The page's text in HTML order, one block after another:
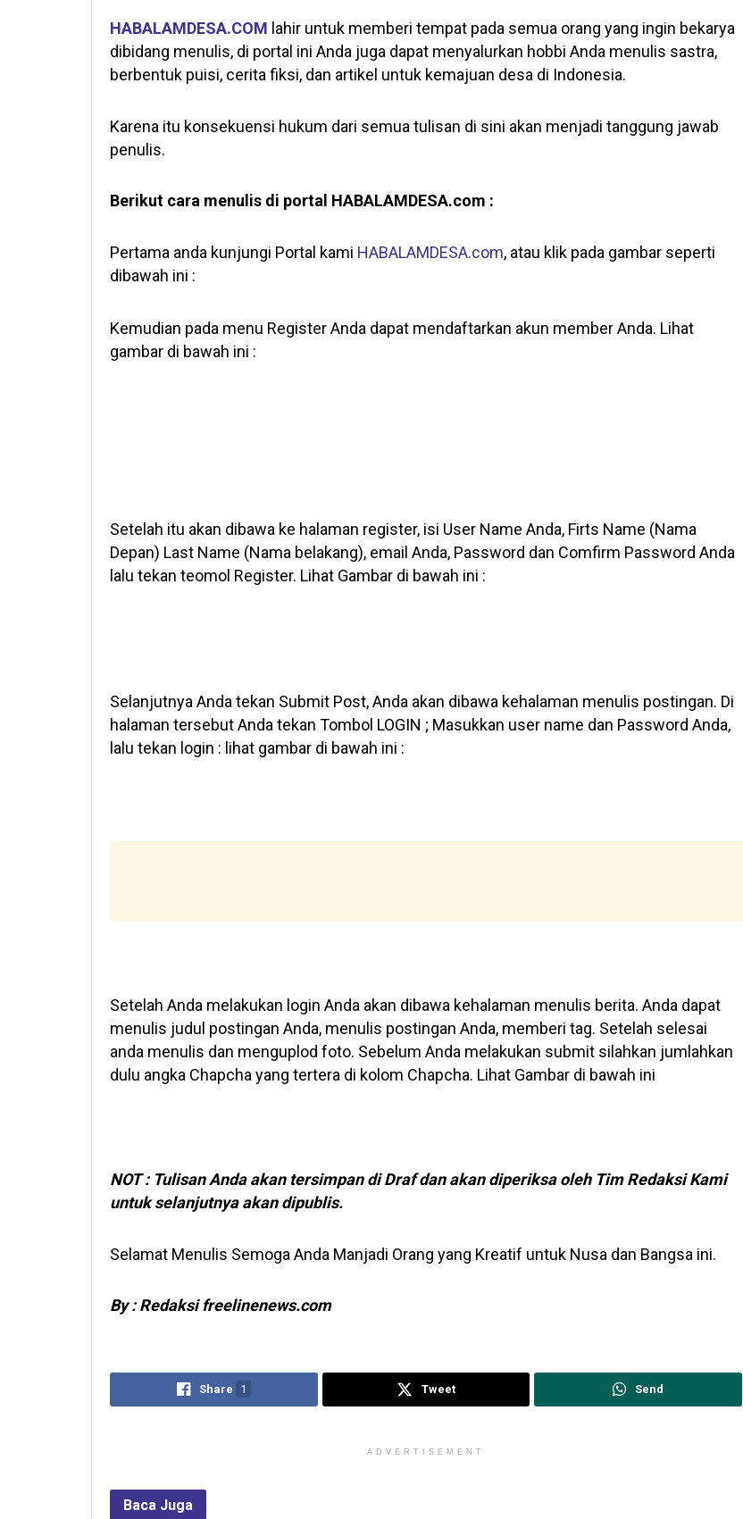
HABALAMDESA.COM lahir untuk memberi tempat pada semua orang yang ingin bekarya
dibidang menulis, di portal ini Anda juga dapat menyalurkan hobbi Anda menulis sastra,
berbentuk puisi, cerita fiksi, dan artikel untuk kemajuan desa di Indonesia.
Karena itu konsekuensi hukum dari semua tulisan di sini akan menjadi tanggung jawab
penulis.
Berikut cara menulis di portal HABALAMDESA.com :
Pertama anda kunjungi Portal kami HABALAMDESA.com, atau klik pada gambar seperti
dibawah ini :
Kemudian pada menu Register Anda dapat mendaftarkan akun member Anda. Lihat
gambar di bawah ini :
Setelah itu akan dibawa ke halaman register, isi User Name Anda, Firts Name (Nama
Depan) Last Name (Nama belakang), email Anda, Password dan Comfirm Password Anda
lalu tekan teomol Register. Lihat Gambar di bawah ini :
Selanjutnya Anda tekan Submit Post, Anda akan dibawa kehalaman menulis postingan. Di
halaman tersebut Anda tekan Tombol LOGIN ; Masukkan user name dan Password Anda,
lalu tekan login : lihat gambar di bawah ini :
Setelah Anda melakukan login Anda akan dibawa kehalaman menulis berita. Anda dapat
menulis judul postingan Anda, menulis postingan Anda, memberi tag. Setelah selesai
anda menulis dan menguplod foto. Sebelum Anda melakukan submit silahkan jumlahkan
dulu angka Chapcha yang tertera di kolom Chapcha. Lihat Gambar di bawah ini
NOT : Tulisan Anda akan tersimpan di Draf dan akan diperiksa oleh Tim Redaksi Kami
untuk selanjutnya akan dipublis.
Selamat Menulis Semoga Anda Manjadi Orang yang Kreatif untuk Nusa dan Bangsa ini.
By : Redaksi freelinenews.com
Share 1 Tweet Send
ADVERTISEMENT
Baca Juga